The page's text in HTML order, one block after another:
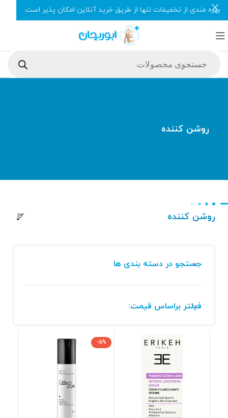
روشن کننده
روشن کننده
جستجو در دسته بندی ها
فیلتر براساس قیمت:
-5%
بهره مندی از تخفیفات تنها از طریق خرید آنلاین امکان پذیر است.